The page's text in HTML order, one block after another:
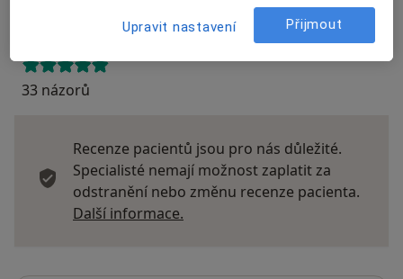
Přidejte svůj názor
33 názorů
Recenze pacientů jsou pro nás důležité.
Specialisté nemají možnost zaplatit za
odstranění nebo změnu recenze pacienta.
Další informace.
Upravit nastavení Přijmout